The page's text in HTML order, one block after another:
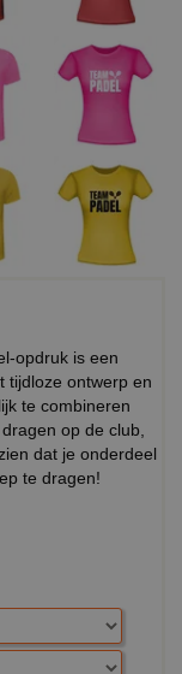
opdruk is een
tijdloze ontwerp en
te combineren
op de club,
dat je onderdeel
te dragen!